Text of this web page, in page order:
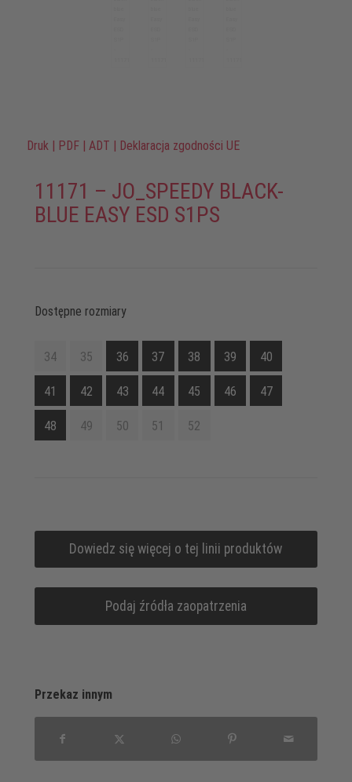
Druk | PDF | ADT | Deklaracja zgodności UE
11171 – JO_SPEEDY BLACK-
BLUE EASY ESD S1PS
Dostępne rozmiary
34 35 36 37 38 39 40
41 42 43 44 45 46 47
48 49 50 51 52
Dowiedz się więcej o tej linii produktów
Podaj źródła zaopatrzenia
Przekaz innym